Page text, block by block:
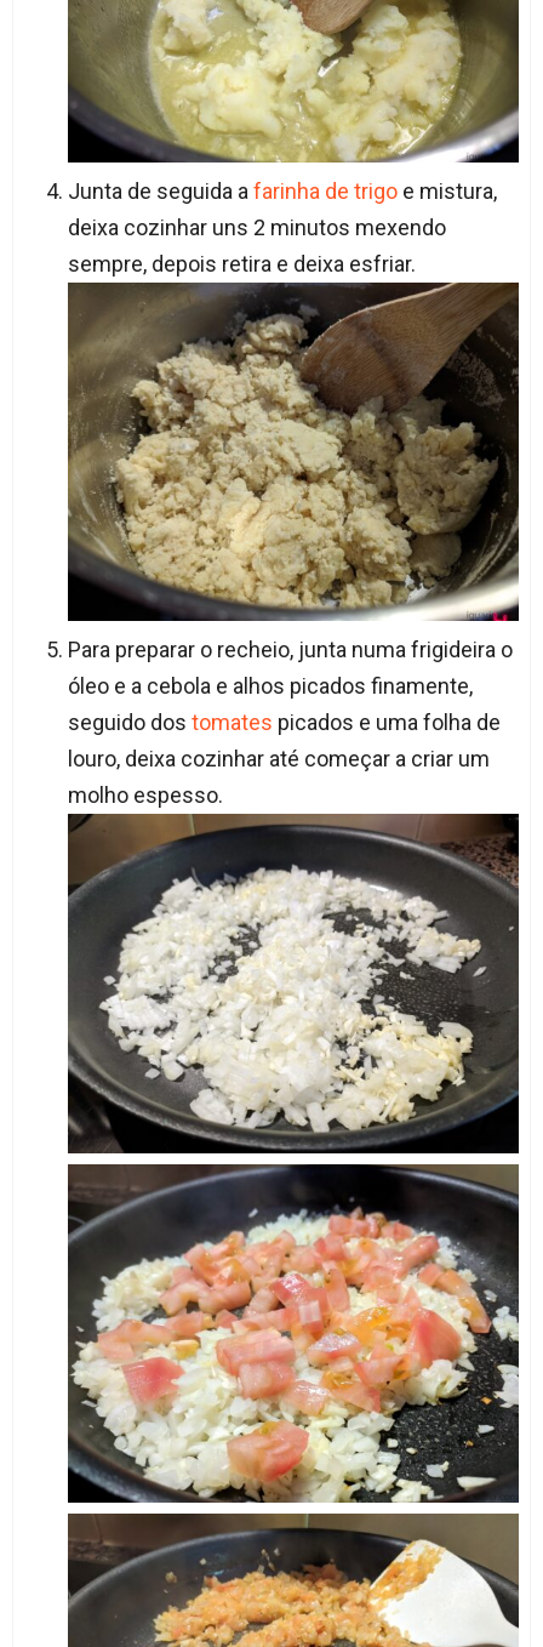
Junta de seguida a farinha de trigoe mistura,
deixa cozinhar uns 2 minutos mexendo
sempre, depois retira e deixa esfriar.
Para preparar o recheio, junta numa frigideira o
óleo e a cebola e alhos picados finamente,
seguido dos tomates picados e uma folha de
louro, deixa cozinhar até começar a criar um
molho espesso.